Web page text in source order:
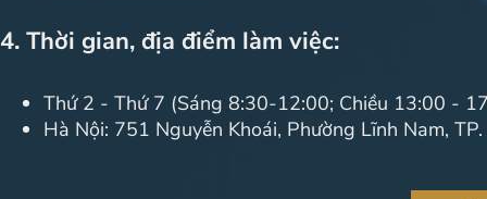
4. Thời gian, địa điểm làm việc:
Thứ 2 - Thứ 7 (Sáng 8:30-12:00; Chiều 13:00 -
Hà Nội: 751 Nguyễn Khoái, Phường Lĩnh Nam,